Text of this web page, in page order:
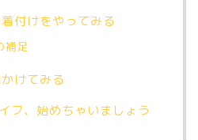
付けをやってみる
補足
けてみる
フ、始めちゃいましょう